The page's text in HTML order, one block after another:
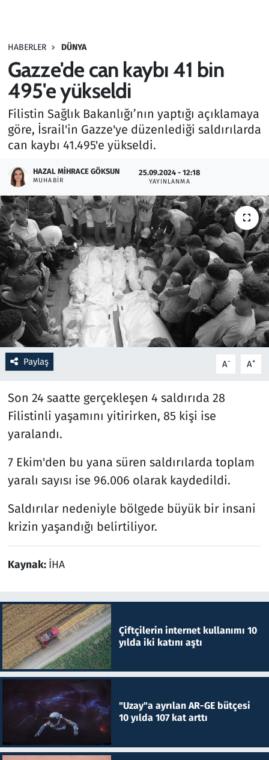
HABERLER DÜNYA
Gazze'de can kaybı 41 bin
495'e yükseldi
Filistin Sağlık Bakanlığı’nın yaptığı açıklamaya
göre, İsrail'in Gazze'ye düzenlediği saldırılarda
can kaybı 41.495'e yükseldi.
HAZAL MIHRACE GÖKSUN
MUHABIR
25.09.2024 - 12:18
YAYINLANMA
Paylaş A- A+
Son 24 saatte gerçekleşen 4 saldırıda 28
Filistinli yaşamını yitirirken, 85 kişi ise
yaralandı.
7 Ekim'den bu yana süren saldırılarda toplam
yaralı sayısı ise 96.006 olarak kaydedildi.
Saldırılar nedeniyle bölgede büyük bir insani
krizin yaşandığı belirtiliyor.
Kaynak: İHA
Çiftçilerin internet kullanımı 10
yılda iki katını aştı
"Uzay"a ayrılan AR-GE bütçesi
10 yılda 107 kat arttı
Haber
Kültür Sanat
Kurumsal Haberler
Lezzet Durağı
Memur ve Kamu
Otomobil
Oyun
Ramazan
Resmi İlanlar
Rüya Tabirleri
Sağlık
Seçim 2023
Teknoloji ve Bilim
Televizyon